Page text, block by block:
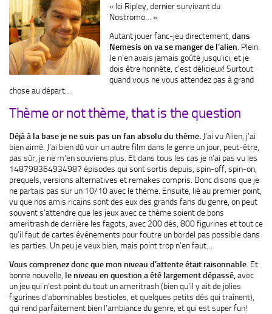
« Ici Ripley, dernier survivant du
Nostromo… »
Autant jouer fanc-jeu directement, dans
Nemesis on va se manger de l’alien. Plein.
Je n’en avais jamais goûté jusqu’ici, et je
dois être honnête, c’est délicieux! Surtout
quand vous ne vous attendez pas à grand
chose au départ…
Thème or not thème, that is the question
Déjà à la base je ne suis pas un fan absolu du thème. J’ai vu Alien, j’ai
bien aimé. J’ai bien dû voir un autre film dans le genre un jour, peut-être,
pas sûr, je ne m’en souviens plus. Et dans tous les cas je n’ai pas vu les
148798364934987 épisodes qui sont sortis depuis, spin-off, spin-on,
prequels, versions alternatives et remakes compris. Donc disons que je
ne partais pas sur un 10/10 avec le thème. Ensuite, lié au premier point,
vu que nos amis ricains sont des eux des grands fans du genre, on peut
souvent s’attendre que les jeux avec ce thème soient de bons
ameritrash de derrière les fagots, avec 200 dés, 800 figurines et tout ce
qu’il faut de cartes événements pour foutre un bordel pas possible dans
les parties. Un peu je veux bien, mais point trop n’en faut…
Vous comprenez donc que mon niveau d’attente était raisonnable. Et
bonne nouvelle, le niveau en question a été largement dépassé,avec
un jeu qui n’est point du tout un ameritrash (bien qu’il y ait de jolies
figurines d’abominables bestioles, et quelques petits dés qui traînent),
qui rend parfaitement bien l’ambiance du genre, et qui est super fun!